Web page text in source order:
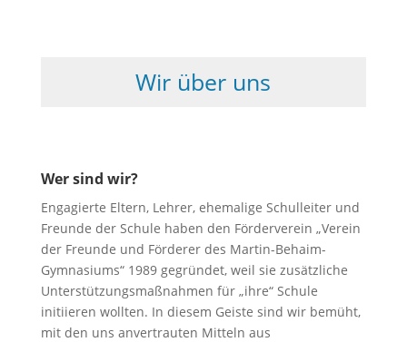
Wir über uns
Wer sind wir?
Engagierte Eltern, Lehrer, ehemalige Schulleiter und
Freunde der Schule haben den Förderverein „Verein
der Freunde und Förderer des Martin-Behaim-
Gymnasiums“ 1989 gegründet, weil sie zusätzliche
Unterstützungsmaßnahmen für „ihre“ Schule
initiieren wollten. In diesem Geiste sind wir bemüht,
mit den uns anvertrauten Mitteln aus